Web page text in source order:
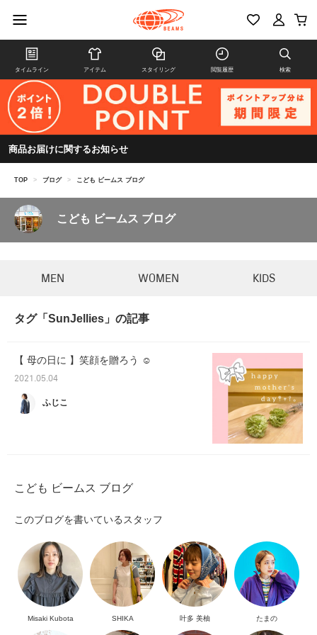
タイムライン アイテム スタイリング 閲覧履歴 検索
商品お届けに関するお知らせ
TOP > ブログ > こども ビームス ブログ
こども ビームス ブログ
MEN WOMEN KIDS
タグ「SunJellies」の記事
【 母の日に 】笑顔を贈ろう‪‪ ☺︎‬
2021.05.04
ふじこ
こども ビームス ブログ
このブログを書いているスタッフ
Misaki Kubota SHIKA 叶多 美柚 たまの